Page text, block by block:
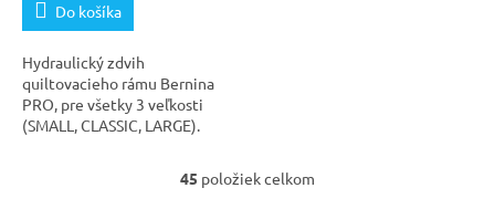
Do košíka
Hydraulický zdvih
quiltovacieho rámu Bernina
PRO, pre všetky 3 veľkosti
(SMALL, CLASSIC, LARGE).
O
45 položiek celkom